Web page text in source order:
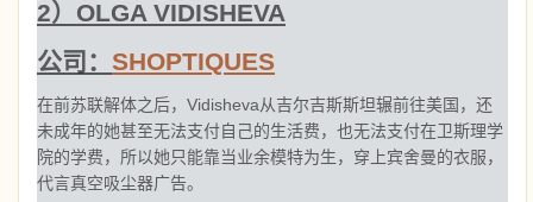
2）OLGA VIDISHEVA
公司： SHOPTIQUES
在前苏联解体之后，Vidisheva从吉尔吉斯斯坦辗前往美国，还
未成年的她甚至无法支付自己的生活费，也无法支付在卫斯理学
院的学费，所以她只能靠当业余模特为生，穿上宾舍曼的衣服，
代言真空吸尘器广告。